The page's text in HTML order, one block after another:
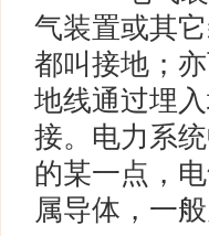
气装置或其
都叫接地；
地线通过埋
接。电力系
的某一点，
属导体，一